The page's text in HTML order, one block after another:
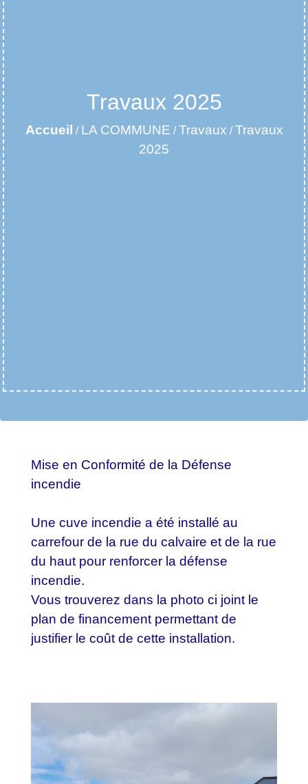
Travaux 2025
Accueil / LA COMMUNE /Travaux /Travaux
2025
Mise en Conformité de la Défense
incendie
Une cuve incendie a été installé au
carrefour de la rue du calvaire et de la rue
du haut pour renforcer la défense
incendie.
Vous trouverez dans la photo ci joint le
plan de financement permettant de
justifier le coût de cette installation.